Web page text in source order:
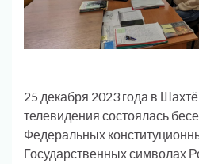
25 декабря 2023 года в
телевидения состоялась
Федеральных
Государственных символах